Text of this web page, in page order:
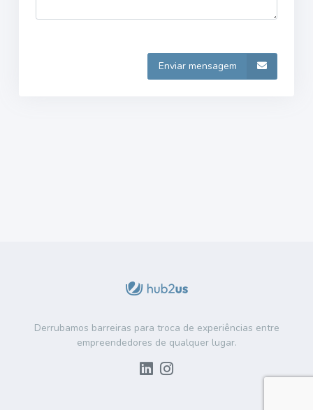
Enviar mensagem
Derrubamos barreiras para troca de experiências entre
empreendedores de qualquer lugar.